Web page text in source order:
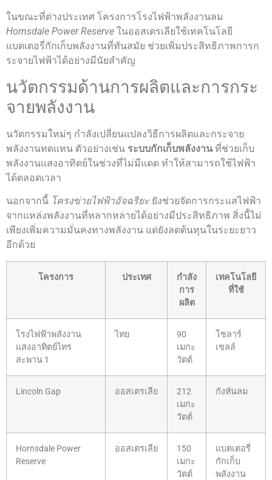
ในขณะที่ต่างประเทศ โครงการโรงไฟฟ้าพลังงานลม
Hornsdale Power Reserve ในออสเตรเลียใช้เทคโนโลยี
แบตเตอรี่กักเก็บพลังงานที่ทันสมัย ช่วยเพิ่มประสิทธิภาพการก
ระจายไฟฟ้าได้อย่างมีนัยสำคัญ
นวัตกรรมด้านการผลิตและการกระ
จายพลังงาน
นวัตกรรมใหม่ๆ กำลังเปลี่ยนแปลงวิธีการผลิตและกระจาย
พลังงานทดแทน ตัวอย่างเช่น ระบบกักเก็บพลังงาน ที่ช่วยเก็บ
พลังงานแสงอาทิตย์ในช่วงที่ไม่มีแดด ทำให้สามารถใช้ไฟฟ้า
ได้ตลอดเวลา
นอกจากนี้ โครงข่ายไฟฟ้าอัจฉริยะ ยังช่วยจัดการกระแสไฟฟ้า
จากแหล่งพลังงานที่หลากหลายได้อย่างมีประสิทธิภาพ สิ่งนี้ไม่
เพียงเพิ่มความมั่นคงทางพลังงาน แต่ยังลดต้นทุนในระยะยาว
อีกด้วย
โครงการ ประเทศ
กำลัง
การ
ผลิต
เทคโนโลยี
ที่ใช้
โรงไฟฟ้าพลังงาน
แสงอาทิตย์ไทร
สะพาน 1
ไทย
90
เมกะ
วัตต์
โซลาร์
เซลล์
Lincoln Gap ออสเตรเลีย
212
เมกะ
วัตต์
กังหันลม
Hornsdale Power
Reserve
ออสเตรเลีย
150
เมกะ
วัตต์
แบตเตอรี่
กักเก็บ
พลังงาน